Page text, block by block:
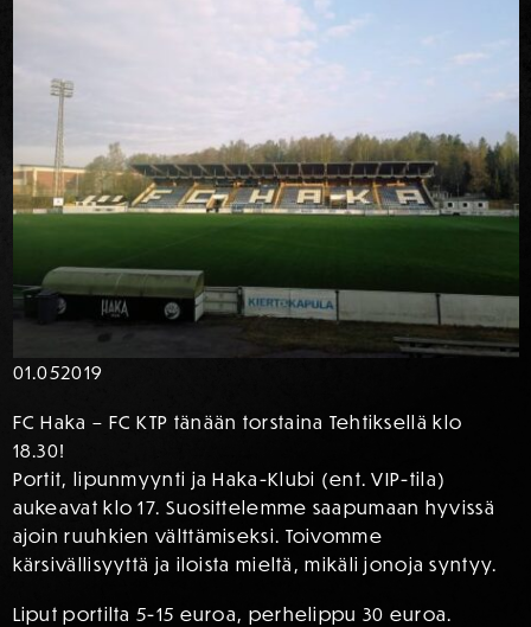
01.052019
FC Haka – FC KTP tänään torstaina Tehtiksellä klo
18.30!
Portit, lipunmyynti ja Haka-Klubi (ent. VIP-tila)
aukeavat klo 17. Suosittelemme saapumaan hyvissä
ajoin ruuhkien välttämiseksi. Toivomme
kärsivällisyyttä ja iloista mieltä, mikäli jonoja syntyy.
Liput portilta 5-15 euroa, perhelippu 30 euroa.